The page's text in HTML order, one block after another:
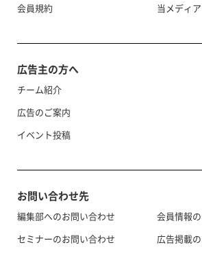
会員規約
当メディ
広告主の方へ
チーム紹介
広告のご案内
イベント投稿
お問い合わせ先
編集部へのお問い合わせ
セミナーのお問い合わせ
会員情報
広告掲載